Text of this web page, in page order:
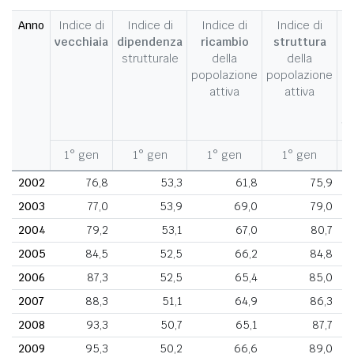
Anno
Indice di
vecchiaia
Indice di
dipendenza
strutturale
Indice di
ricambio
della
popolazione
attiva
Indice di
struttura
della
popolazione
attiva
1° gen 1° gen 1° gen 1° gen
2002
76,8 53,3 61,8
75,9
2003
77,0 53,9 69,0
79,0
2004
79,2 53,1 67,0
80,7
2005
84,5 52,5 66,2
84,8
2006
87,3 52,5 65,4
85,0
2007
88,3 51,1 64,9
86,3
2008
93,3 50,7 65,1
87,7
2009
95,3 50,2 66,6 89,0